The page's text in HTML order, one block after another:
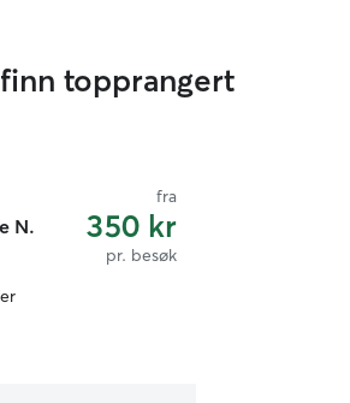
topprangert
N.
fra
350 kr
pr. besøk